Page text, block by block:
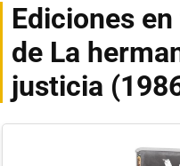
Ediciones
de La
justicia